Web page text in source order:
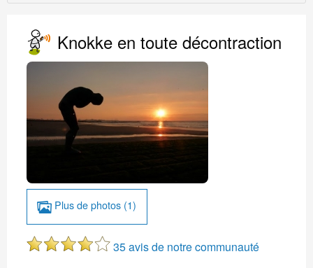
Knokke en toute décontraction
Plus de photos (1)
35 avis de notre communauté